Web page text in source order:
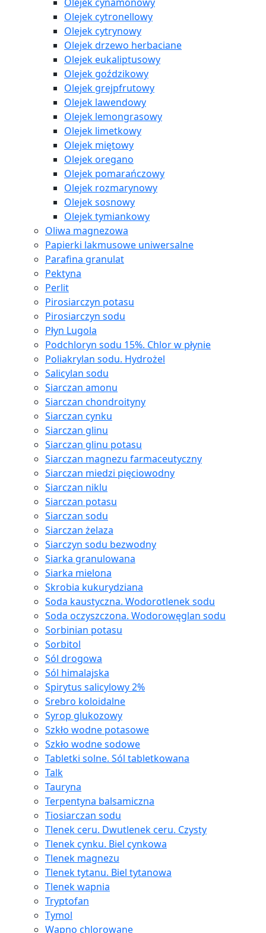
Olejek cytronellowy
Olejek cytrynowy
Olejek drzewo herbaciane
Olejek eukaliptusowy
Olejek goździkowy
Olejek grejpfrutowy
Olejek lawendowy
Olejek lemongrasowy
Olejek limetkowy
Olejek miętowy
Olejek oregano
Olejek pomarańczowy
Olejek rozmarynowy
Olejek sosnowy
Olejek tymiankowy
Oliwa magnezowa
Papierki lakmusowe uniwersalne
Parafina granulat
Pektyna
Perlit
Pirosiarczyn potasu
Pirosiarczyn sodu
Płyn Lugola
Podchloryn sodu 15%. Chlor w płynie
Poliakrylan sodu. Hydrożel
Salicylan sodu
Siarczan amonu
Siarczan chondroityny
Siarczan cynku
Siarczan glinu
Siarczan glinu potasu
Siarczan magnezu farmaceutyczny
Siarczan miedzi pięciowodny
Siarczan niklu
Siarczan potasu
Siarczan sodu
Siarczan żelaza
Siarczyn sodu bezwodny
Siarka granulowana
Siarka mielona
Skrobia kukurydziana
Soda kaustyczna. Wodorotlenek sodu
Soda oczyszczona. Wodorowęglan sodu
Sorbinian potasu
Sorbitol
Sól drogowa
Sól himalajska
Spirytus salicylowy 2%
Srebro koloidalne
Syrop glukozowy
Szkło wodne potasowe
Szkło wodne sodowe
Tabletki solne. Sól tabletkowana
Talk
Tauryna
Terpentyna balsamiczna
Tiosiarczan sodu
Tlenek ceru. Dwutlenek ceru. Czysty
Tlenek cynku. Biel cynkowa
Tlenek magnezu
Tlenek tytanu. Biel tytanowa
Tlenek wapnia
Tryptofan
Tymol
Wapno chlorowane